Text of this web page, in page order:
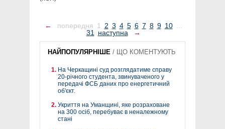
← попередня 1 2 3 4 5 6 7 8 9 10 ...
31 наступна →
НАЙПОПУЛЯРНІШЕ / ЩО КОМЕНТУЮТЬ
На Черкащині суд розглядатиме справу
20-річного студента, звинуваченого у
передачі ФСБ даних про енергетичний
об'єкт.
Укриття на Уманщині, яке розраховане
на 300 осіб, перебуває в неналежному
стані